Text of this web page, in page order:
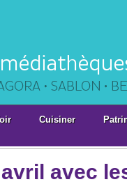
Cuisiner
avec